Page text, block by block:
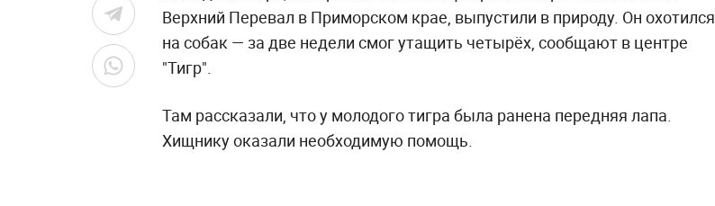
Верхний Перевал в Приморском крае, выпустили в природу. Он охотился
на собак — за две недели смог утащить четырёх, сообщают в центре
"Тигр".
Там рассказали, что у молодого тигра была ранена передняя лапа.
Хищнику оказали необходимую помощь.